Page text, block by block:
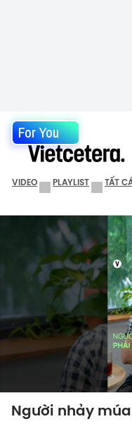
For You
VIDEO PLAYLIST TẤT
Người nhảy